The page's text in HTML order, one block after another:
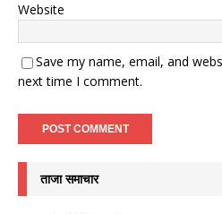
Website
Save my name, email, and
next time I comment.
ताजा समाचार